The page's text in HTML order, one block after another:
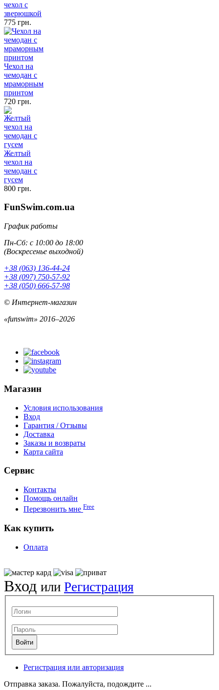
чехол с
зверюшкой
775 грн.
Чехол на
чемодан с
мраморным
принтом
720 грн.
Желтый
чехол на
чемодан с
гусем
800 грн.
FunSwim.com.ua
График работы
Пн-Сб: с 10:00 до 18:00
(Воскресенье выходной)
+38 (063) 136-44-24
+38 (097) 750-57-92
+38 (050) 666-57-98
© Интернет-магазин
«funswim» 2016–2026
Магазин
Условия использования
Вход
Гарантия / Отзывы
Доставка
Заказы и возвраты
Карта сайта
Сервис
Контакты
Помощь онлайн
Перезвонить мне Free
Как купить
Оплата
Вход или Регистрация
Регистрация или авторизация
Отправка заказа. Пожалуйста, подождите ...